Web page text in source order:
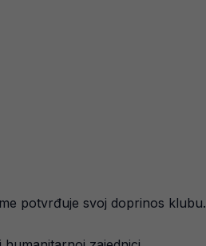
potvrđuje svoj doprinos klubu.